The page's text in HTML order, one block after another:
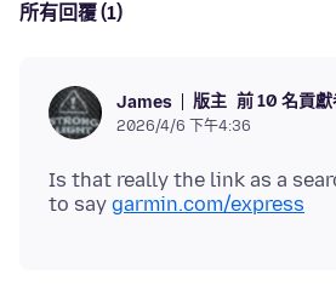
所有回覆 (1)
James 版主 前 10 名貢獻
2026/4/6 下午4:36
Is that really the link as a
to say garmin.com/express